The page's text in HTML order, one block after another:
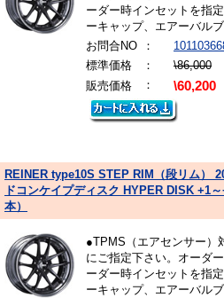
ーダー時インセットを指
ーキャップ、エアーバルブ
お問合NO
：
標準価格
： \86,000
販売価格
： \60,200
REINER type10S STEP RIM（段リム）
ドコンケイプディスク HYPER DISK +1
本）
●TPMS（エアセンサー）
にご指定下さい。オーダ
ーダー時インセットを指
ーキャップ、エアーバルブ